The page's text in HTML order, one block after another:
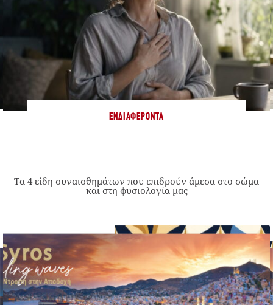
ΕΝΔΙΑΦΈΡΟΝΤΑ
Τα 4 είδη συναισθημάτων που επιδρούν άμεσα στο σώμα
και στη φυσιολογία μας